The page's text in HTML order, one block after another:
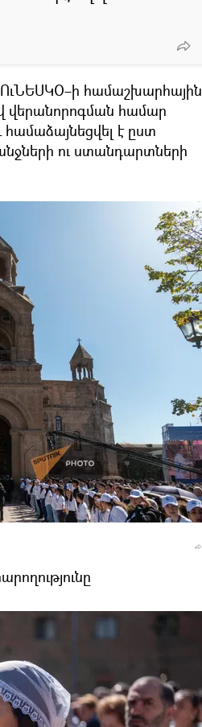
համաշխարհային
վերանորոգման համար
համաձայնեցվել է ըստ
ու ստանդարտների